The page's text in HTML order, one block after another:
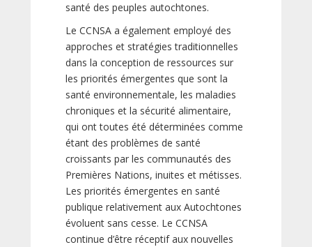
santé des peuples autochtones.
Le CCNSA a également employé des
approches et stratégies traditionnelles
dans la conception de ressources sur
les priorités émergentes que sont la
santé environnementale, les maladies
chroniques et la sécurité alimentaire,
qui ont toutes été déterminées comme
étant des problèmes de santé
croissants par les communautés des
Premières Nations, inuites et métisses.
Les priorités émergentes en santé
publique relativement aux Autochtones
évoluent sans cesse. Le CCNSA
continue d’être réceptif aux nouvelles